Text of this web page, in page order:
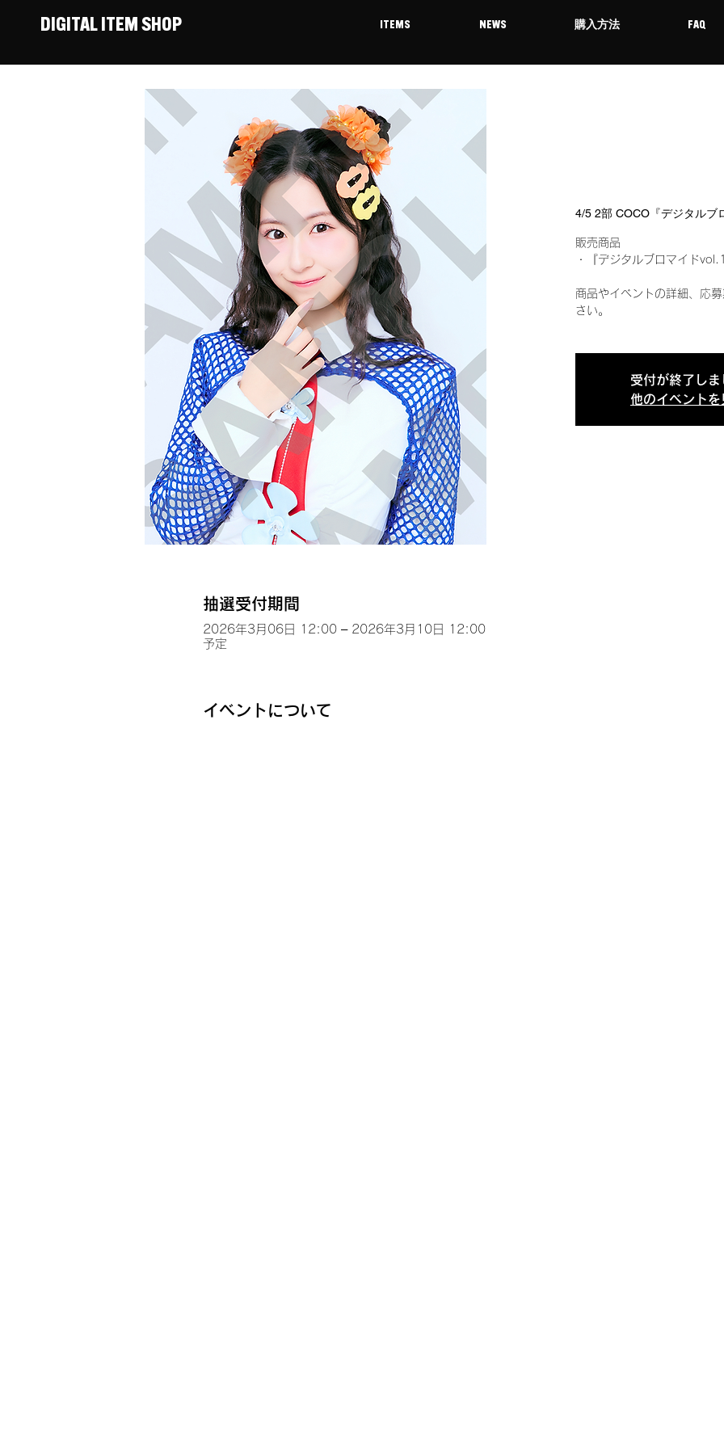
DIGITAL ITEM SHOP ITEMS NEWS 購入方法 FAQ
4/5 2部 COCO『デジタルブ
販売商品
・『デジタルブロマイド
商品やイベントの詳細、応
さい。
受付が終了しま
他のイベントを
抽選受付期間
2026年3月06日 12:00 – 2026年3月10日 12:00
予定
イベントについて